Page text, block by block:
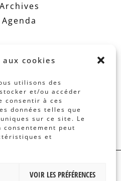
cookies
utilisons des
et/ou accéder
consentir à ces
données telles que
sur ce site. Le
peut
et
VOIR LES PRÉFÉRENCES
Archives
Agenda